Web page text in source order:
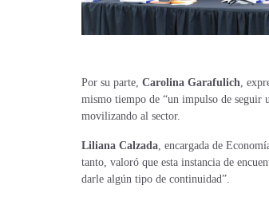
Por su parte, Carolina Garafulich ,
mismo tiempo de “un impulso de seguir
movilizando al sector.
Liliana Calzada , encargada de
tanto, valoró que esta instancia de
darle algún tipo de continuidad”.